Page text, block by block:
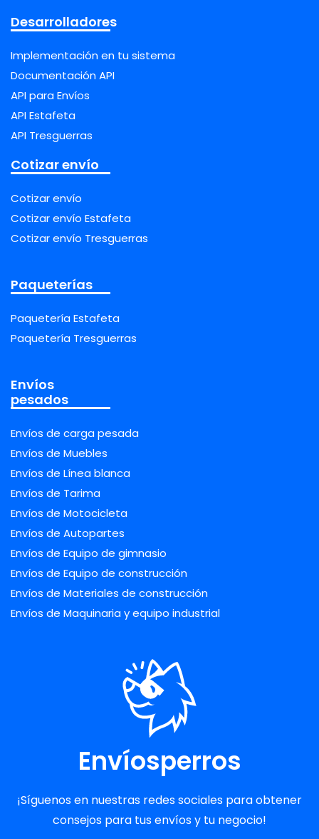
Desarrolladores
Implementación en tu sistema
Documentación API
API para Envíos
API Estafeta
API Tresguerras
Cotizar envío
Cotizar envío
Cotizar envío Estafeta
Cotizar envío Tresguerras
Paqueterías
Paquetería Estafeta
Paquetería Tresguerras
Envíos
pesados
Envíos de carga pesada
Envíos de Muebles
Envíos de Línea blanca
Envíos de Tarima
Envíos de Motocicleta
Envíos de Autopartes
Envíos de Equipo de gimnasio
Envíos de Equipo de construcción
Envíos de Materiales de construcción
Envíos de Maquinaria y equipo industrial
Envíosperros
¡Síguenos en nuestras redes sociales para obtener
consejos para tus envíos y tu negocio!